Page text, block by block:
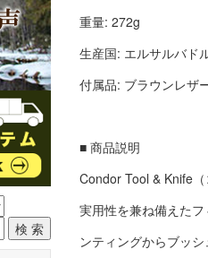
重量: 272g
生産国: エルサルバド
付属品: ブラウンレザ
■ 商品説明
Condor Tool & Knife
実用性を兼ね備えた
ンティングからブッ